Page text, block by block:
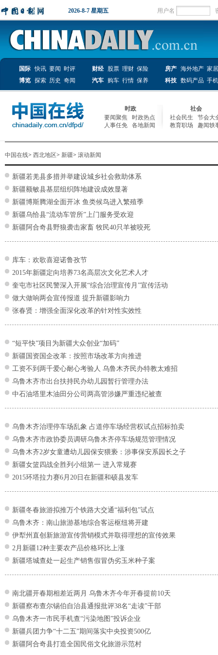
中国在线> 西北地区> 新疆> 滚动新闻
新疆若羌县多措并举建设城乡社会救助体系
新疆额敏县基层组织阵地建设成效显著
新疆博斯腾湖全面开冰 鱼类候鸟进入繁殖季
新疆乌恰县“流动车管所”上门服务受欢迎
新疆阿合奇县野狼袭击家畜 牧民40只羊被咬死
库车：欢歌喜迎诺鲁孜节
2015年新疆定向培养73名高层次文化艺术人才
奎屯市社区民警深入开展“综合治理宣传月”宣传活动
做大做响两会宣传报道 提升新疆影响力
张春贤：增强全面深化改革的针对性实效性
“短平快”项目为新疆大众创业“加码”
新疆国资国企改革：按照市场改革方向推进
工资不到两千爱心耐心考验人 乌鲁木齐民办特教太难招
乌鲁木齐市出台扶持民办幼儿园暂行管理办法
中石油塔里木油田分公司两高管涉嫌严重违纪被查
乌鲁木齐治理停车场乱象 占道停车场经营权试点招标拍卖
乌鲁木齐市政协委员调研乌鲁木齐停车场规范管理情况
乌鲁木齐2岁女童遭幼儿园保安猥亵：涉事保安系园长之子
新疆女篮四战全胜列小组第一 进入常规赛
2015环塔拉力赛6月20日在新疆和硕县发车
新疆冬春旅游拟推万个铁路大交通“福利包”试点
乌鲁木齐：南山旅游基地综合客运枢纽将开建
伊犁州直创新旅游宣传营销模式并取得理想的宣传效果
2月新疆12种主要农产品价格环比上涨
新疆塔城查处一起生产销售假冒伪劣玉米种子案
南北疆开春期相差近两月 乌鲁木齐今年开春提前10天
新疆察布查尔锡伯自治县通报批评38名“走读”干部
乌鲁木齐一市民手机查“污染地图”投诉企业
新疆兵团力争“十二五”期间落实中央投资500亿
新疆阿合奇县打造全国民俗文化旅游示范村